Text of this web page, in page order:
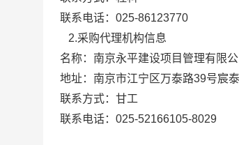
联系电话：025-86123770
2.采购代理机构信息
名称： 南京永平建设项目管理有限公
地址： 南京市江宁区万泰路39号宸
联系方式： 甘工
联系电话： 025-52166105-8029